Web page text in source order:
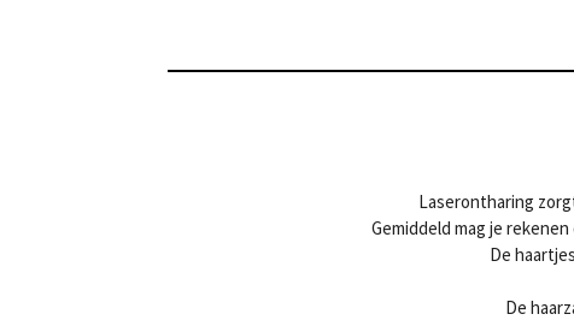
Laserontharing
Gemiddeld mag je
De
De